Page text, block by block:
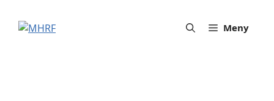
innehåll
Meny